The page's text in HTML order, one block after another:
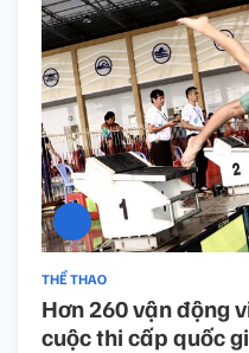
THỂ THAO
Hơn 260 vận động
cuộc thi cấp quốc